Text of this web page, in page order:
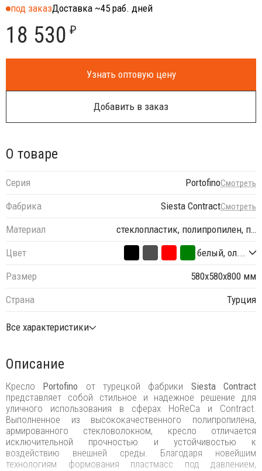
под заказДоставка ~45 раб. дней
18 530 ₽
Узнать оптовую цену
Добавить в заказ
О товаре
Серия PortofinoСмотреть
Фабрика Siesta ContractСмотреть
Материал
стеклопластик, полипропилен, п…
Цвет
белый, ол...
Размер
580х580х800 мм
Страна
Турция
Все характеристики
Описание
Кресло Portofino от турецкой фабрики Siesta Contract
представляет собой стильное и надежное решение для
уличного использования в сферах HoReCa и Contract.
Выполненное из высококачественного полипропилена,
армированного стекловолокном, кресло отличается
исключительной прочностью и устойчивостью к
воздействию внешней среды. Благодаря новейшим
технологиям формования пластмасс под давлением,